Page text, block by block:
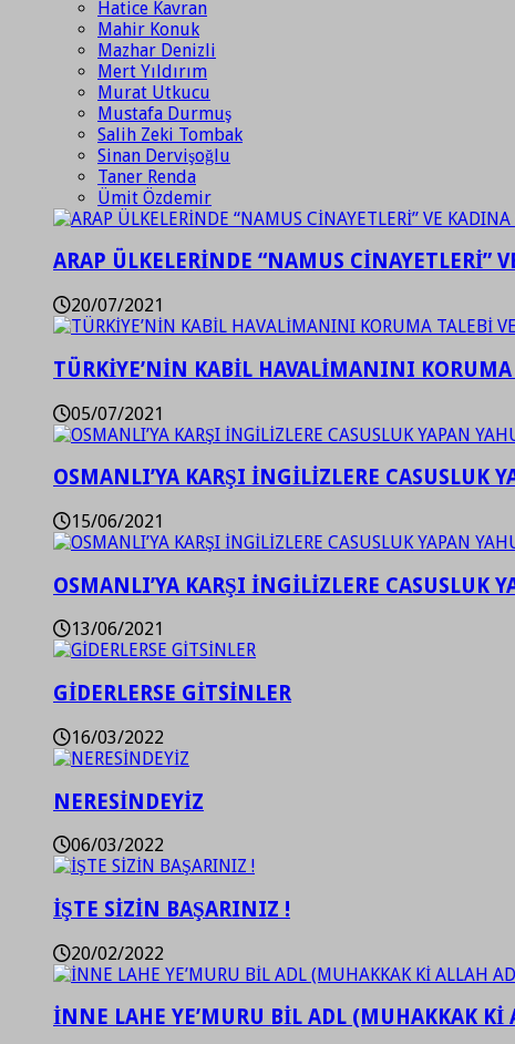
Hatice Kavran
Mahir Konuk
Mazhar Denizli
Mert Yıldırım
Murat Utkucu
Mustafa Durmuş
Salih Zeki Tombak
Sinan Dervişoğlu
Taner Renda
Ümit Özdemir
ARAP ÜLKELERİNDE “NAMUS CİNAYETLERİ”
20/07/2021
TÜRKİYE’NİN KABİL HAVALİMANINI
05/07/2021
OSMANLI’YA KARŞI İNGİLİZLERE CASUSLUK
15/06/2021
OSMANLI’YA KARŞI İNGİLİZLERE CASUSLUK
13/06/2021
GİDERLERSE GİTSİNLER
16/03/2022
NERESİNDEYİZ
06/03/2022
İŞTE SİZİN BAŞARINIZ !
20/02/2022
İNNE LAHE YE’MURU BİL ADL (MUHAKKAK Kİ